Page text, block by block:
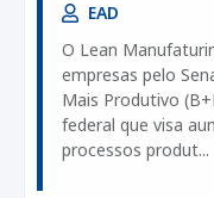
EAD
O Lean
empresas pelo
Mais Produtivo
federal que visa
processos produt...